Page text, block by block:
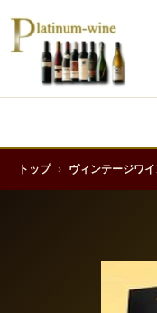
トップ › ヴィンテージワ